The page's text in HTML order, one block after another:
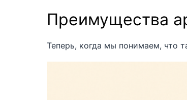
Преимущества
Теперь, когда мы понимаем, что